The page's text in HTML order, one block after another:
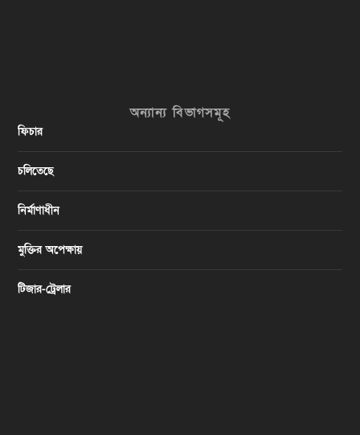
অন্যান্য বিভাগসমূহ
ফিচার
চলিতেছে
নির্মাণাধীন
মুক্তির অপেক্ষায়
টিজার-ট্রেলার